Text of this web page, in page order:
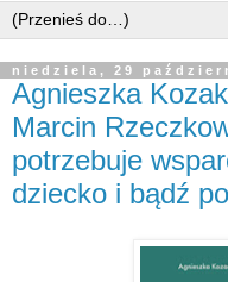
niedziela, 29
Agnieszka
Marcin
potrzebuje
dziecko i bądź